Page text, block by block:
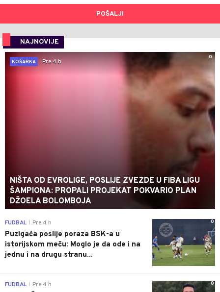
POŠALJI
NAJNOVIJE
0
KOŠARKA
Pre 4 h
NIŠTA OD EVROLIGE, POSLIJE ZVEZDE U FIBA LIGU
ŠAMPIONA: PROPALI PROJEKAT POKVARIO PLAN
DŽOELA BOLOMBOJA
0
FUDBAL Pre 4 h
Puzigaća poslije poraza BSK-a u
istorijskom meču: Moglo je da ode i na
jednu i na drugu stranu...
0
FUDBAL Pre 4 h